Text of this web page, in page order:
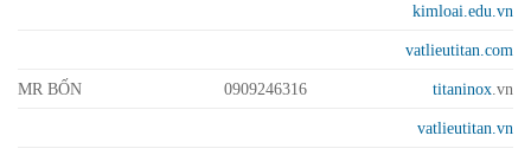
kimloai.edu.vn
vatlieutitan.com
MR BỐN 0909246316 titaninox.vn
vatlieutitan.vn